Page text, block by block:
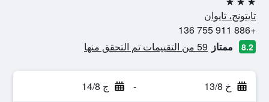
3 نجوم
تايتونج، تايوان
+886 911 755 136
8.2 ممتاز 59 من التقييمات تم التحقق منها
خ 13/8 - ج 14/8